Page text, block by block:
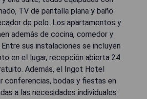
TV de pantalla plana y baño
de pelo. Los apartamentos y
además de cocina, comedor y
sus instalaciones se incluyen
en el lugar, recepción abierta 24
Además, el Ingot Hotel
conferencias, bodas y fiestas en
a las necesidades individuales